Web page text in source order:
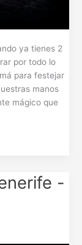
ya tienes 2
por todo lo
para festejar
manos
mágico que
-